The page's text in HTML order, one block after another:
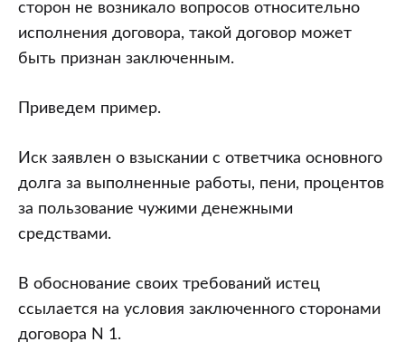
сторон не возникало вопросов относительно
исполнения договора, такой договор может
быть признан заключенным.
Приведем пример.
Иск заявлен о взыскании с ответчика основного
долга за выполненные работы, пени, процентов
за пользование чужими денежными
средствами.
В обоснование своих требований истец
ссылается на условия заключенного сторонами
договора N 1.